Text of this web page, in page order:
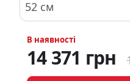
52 см
В наявності
14 371 грн